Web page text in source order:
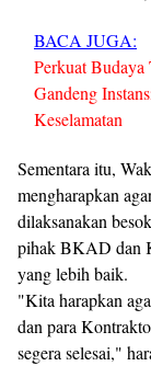
BACA JUGA:
Perkuat
Gandeng
Keselamatan
Sementara itu,
mengharapkan
dilaksanakan
pihak BKAD dan
yang lebih baik.
"Kita harapkan
dan para
segera selesai,"